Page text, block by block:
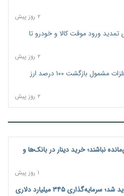
۲ روز پیش
تمدید ورود موقت کالا و خودرو تا
۲ روز پیش
فهرست کالاهای فولادی و فلزات مشمول بازگشت ۱۰۰ درصد ارز
۲ روز پیش
نباشند؛ خرید دینار در بانک‌ها و
۱ روز پیش
جنگ کریدورها وارد فاز جدید شد؛ سرمایه‌گذاری ۳۴۵ میلیارد دلاری